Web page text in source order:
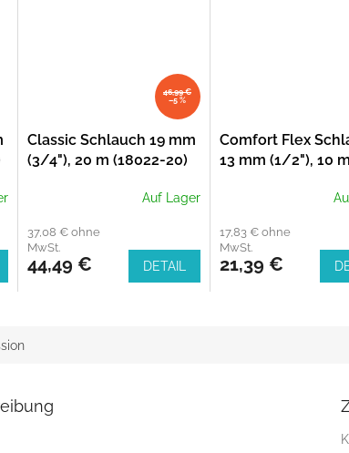
46,99 €
–5 %
Classic Schlauch 19 mm
(3/4"), 20 m (18022-20)
Auf Lager
37,08 € ohne
MwSt.
44,49 € DETAIL
Comfort Flex
13 mm (1/2"), 10 m
17,83 € ohne
MwSt.
21,39 €